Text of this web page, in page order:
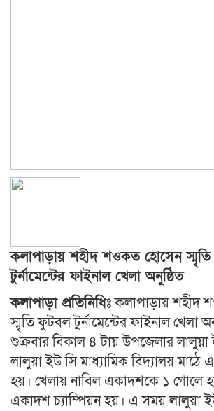
কলাপাড়ায় শহীদ শ‌ওকত হোসেন
টুর্নামেন্টের ফাইনাল খেলা অনুষ্ঠিত
কলাপাড়া প্রতিনিধিঃকলাপাড়ায় শহীদ
স্মৃতি ফুটবল টুর্নামেন্টের ফাইনাল খেলা
শুক্রবার বিকাল ৪ টায় উপজেলার লালুয়া
লালুয়া ইউ সি মাধ্যামিক বিদ্যালয় মাঠে
হয়। খেলায় নাবিল একাদশকে ১ গোলে
একাদশ চ্যাম্পিয়ন হয়। এ সময় লালুয়া